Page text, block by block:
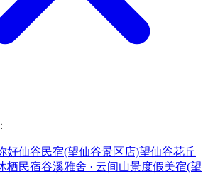
好仙谷民宿(望仙谷景区店)望仙谷花丘
栖民宿谷溪雅舍 · 云间山景度假美宿(望